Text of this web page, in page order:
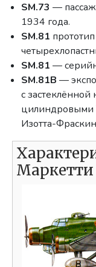
SM.73 —
1934 года.
SM.81
SM.81 —
SM.81B —
с
цилиндровыми
Изотта-
Маркетти